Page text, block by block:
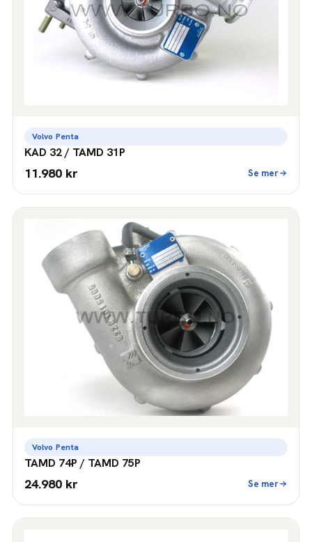
Volvo Penta
KAD 32 / TAMD 31P
11.980 kr Se mer
Volvo Penta
TAMD 74P / TAMD 75P
24.980 kr Se mer